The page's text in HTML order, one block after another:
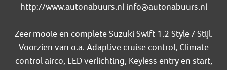
http://www.autonabuurs.nl info@autonabuurs.nl
Zeer mooie en complete Suzuki Swift 1.2 Style / Stijl.
Voorzien van o.a. Adaptive cruise control, Climate
control airco, LED verlichting, Keyless entry en start,